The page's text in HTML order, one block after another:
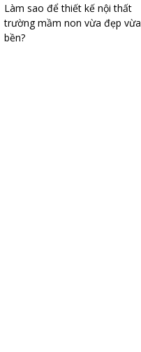
Làm sao để thiết kế nội thất
trường mầm non vừa đẹp vừa
bền?